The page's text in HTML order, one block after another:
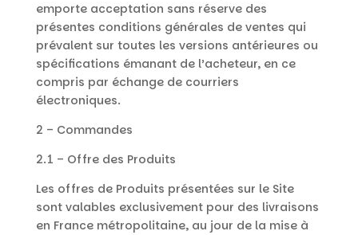
emporte acceptation sans réserve des
présentes conditions générales de ventes qui
prévalent sur toutes les versions antérieures ou
spécifications émanant de l’acheteur, en ce
compris par échange de courriers
électroniques.
2 – Commandes
2.1 – Offre des Produits
Les offres de Produits présentées sur le Site
sont valables exclusivement pour des livraisons
en France métropolitaine, au jour de la mise à